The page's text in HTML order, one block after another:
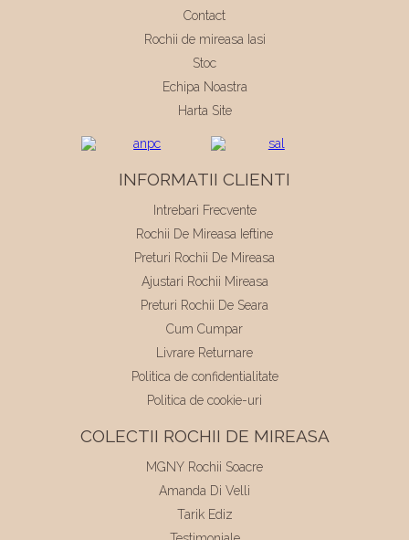
Contact
Rochii de mireasa Iasi
Stoc
Echipa Noastra
Harta Site
INFORMATII CLIENTI
Intrebari Frecvente
Rochii De Mireasa Ieftine
Preturi Rochii De Mireasa
Ajustari Rochii Mireasa
Preturi Rochii De Seara
Cum Cumpar
Livrare Returnare
Politica de confidentialitate
Politica de cookie-uri
COLECTII ROCHII DE MIREASA
MGNY Rochii Soacre
Amanda Di Velli
Tarik Ediz